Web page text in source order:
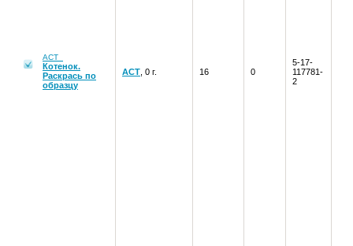
АСТ
Котенок.
Раскрась по
образцу
АСТ , 0 г. 16 0
5-17-
117781-
2